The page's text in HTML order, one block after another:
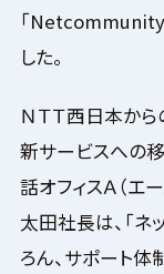
「
した。
ＮＴＴ西日本か
新サービスへの移
話オフィスＡ（エ
太田社長は、「
ろん、サポート